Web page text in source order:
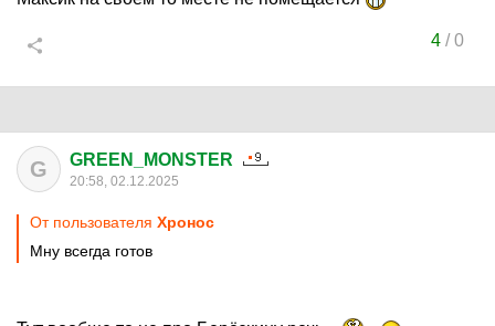
4/0
G GREEN_MONSTER
20:58, 02.12.2025
От пользователя Хронос
Мну всегда готов